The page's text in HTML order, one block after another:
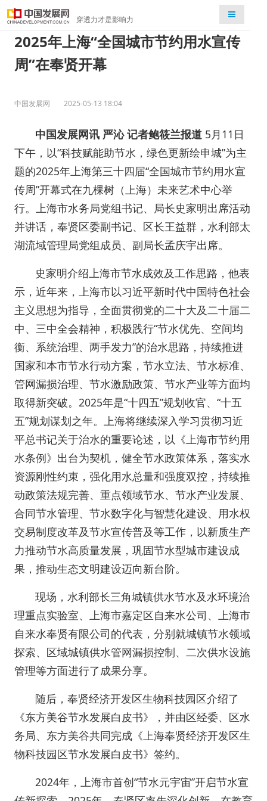
穿透力才是影响力
检索
2025年上海“全国城市节约用水宣传
周”在奉贤开幕
中国发展网 2025-05-13 18:04
中国发展网讯 严沁 记者鲍筱兰报道 5月11日
下午，以“科技赋能助节水，绿色更新绘申城”为主
题的2025年上海第三十四届“全国城市节约用水宣
传周”开幕式在九棵树（上海）未来艺术中心举
行。上海市水务局党组书记、局长史家明出席活动
并讲话，奉贤区委副书记、区长王益群，水利部太
湖流域管理局党组成员、副局长孟庆宇出席。
史家明介绍上海市节水成效及工作思路，他表
示，近年来，上海市以习近平新时代中国特色社会
主义思想为指导，全面贯彻党的二十大及二十届二
中、三中全会精神，积极践行“节水优先、空间均
衡、系统治理、两手发力”的治水思路，持续推进
国家和本市节水行动方案，节水立法、节水标准、
管网漏损治理、节水激励政策、节水产业等方面均
取得新突破。2025年是“十四五”规划收官、“十五
五”规划谋划之年。上海将继续深入学习贯彻习近
平总书记关于治水的重要论述，以《上海市节约用
水条例》出台为契机，健全节水政策体系，落实水
资源刚性约束，强化用水总量和强度双控，持续推
动政策法规完善、重点领域节水、节水产业发展、
合同节水管理、节水数字化与智慧化建设、用水权
交易制度改革及节水宣传普及等工作，以新质生产
力推动节水高质量发展，巩固节水型城市建设成
果，推动生态文明建设迈向新台阶。
现场，水利部长三角城镇供水节水及水环境治
理重点实验室、上海市嘉定区自来水公司、上海市
自来水奉贤有限公司的代表，分别就城镇节水领域
探索、区域城镇供水管网漏损控制、二次供水设施
管理等方面进行了成果分享。
随后，奉贤经济开发区生物科技园区介绍了
《东方美谷节水发展白皮书》，并由区经委、区水
务局、东方美谷共同完成《上海奉贤经济开发区生
物科技园区节水发展白皮书》签约。
2024年，上海市首创“节水元宇宙”开启节水宣